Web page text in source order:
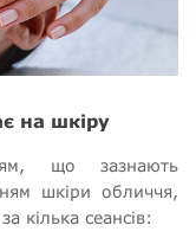
на шкіру
що зазнають
шкіри обличчя,
кілька сеансів: